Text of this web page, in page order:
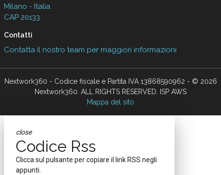
Milano - Italia
CAP 20133
Contatti
Contatta il nostro team per maggiori informazioni
Nextwork360 - Codice fiscale e Partita IVA 13868590962 - © 2026
Nextwork360. ALL RIGHTS RESERVED. ISP AWS
Mappa del sito
close
Codice Rss
Clicca sul pulsante per copiare il link RSS negli
appunti.